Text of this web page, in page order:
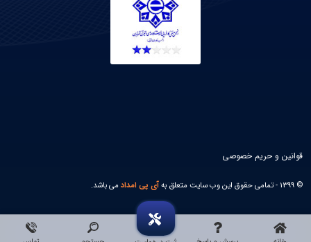
© 1399 - تمامی حقوق این وب سایت متعلق به آی پی امدادمی باشد.
قوانین و حریم خصوصی